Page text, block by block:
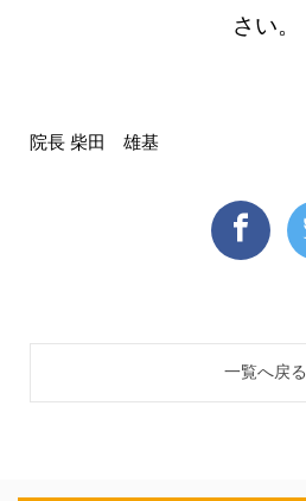
さい。
院長 柴田 雄基
一覧へ戻る